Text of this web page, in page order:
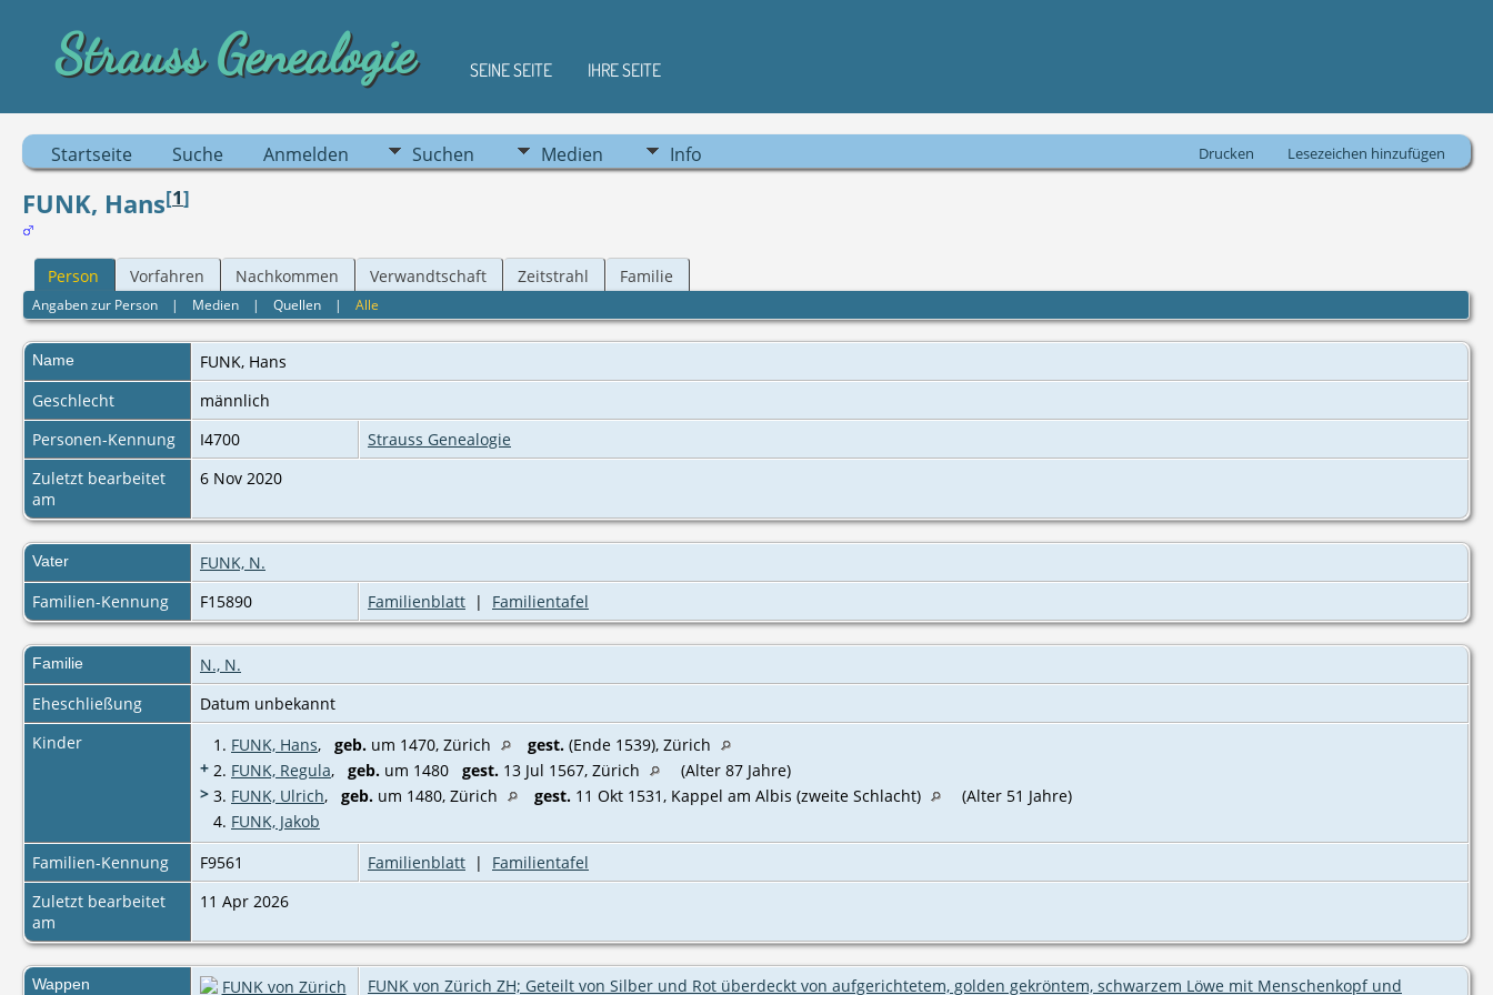
Strauss Genealogie SEINE SEITE IHRE SEITE
Startseite Suche Anmelden Suchen Medien Info Drucken Lesezeichen hinzufügen
FUNK, Hans[1]
Person Vorfahren Nachkommen Verwandtschaft Zeitstrahl Familie
Angaben zur Person | Medien |Quellen |Alle
Name FUNK, Hans
Geschlecht
männlich
Personen-Kennung
I4700
Strauss Genealogie
Zuletzt bearbeitet
am
6 Nov 2020
Vater
FUNK, N.
Familien-Kennung
F15890 Familienblatt | Familientafel
Familie
N., N.
Eheschließung
Datum unbekannt
Kinder
1. FUNK, Hans, geb. um 1470, Zürich gest. (Ende 1539), Zürich
+ 2. FUNK, Regula, geb. um 1480 gest. 13 Jul 1567, Zürich
(Alter 87 Jahre)
> 3. FUNK, Ulrich, geb. um 1480, Zürich gest. 11 Okt 1531, Kappel am Albis (zweite Schlacht)
(Alter 51 Jahre)
4. FUNK, Jakob
Familien-Kennung
F9561 Familienblatt | Familientafel
Zuletzt bearbeitet
am
11 Apr 2026
Wappen FUNK von Zürich ZH; Geteilt von Silber und Rot überdeckt von aufgerichtetem, golden gekröntem, schwarzem Löwe mit Menschenkopf und